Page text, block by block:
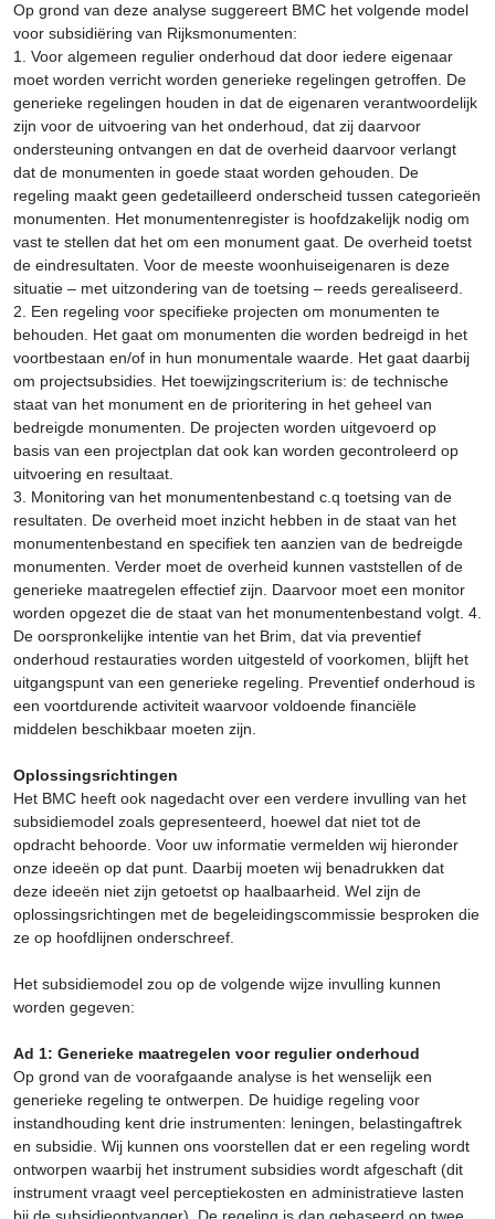
Op grond van deze analyse suggereert BMC het volgende model
voor subsidiëring van Rijksmonumenten:
1. Voor algemeen regulier onderhoud dat door iedere eigenaar
moet worden verricht worden generieke regelingen getroffen. De
generieke regelingen houden in dat de eigenaren verantwoordelijk
zijn voor de uitvoering van het onderhoud, dat zij daarvoor
ondersteuning ontvangen en dat de overheid daarvoor verlangt
dat de monumenten in goede staat worden gehouden. De
regeling maakt geen gedetailleerd onderscheid tussen categorieën
monumenten. Het monumentenregister is hoofdzakelijk nodig om
vast te stellen dat het om een monument gaat. De overheid toetst
de eindresultaten. Voor de meeste woonhuiseigenaren is deze
situatie – met uitzondering van de toetsing – reeds gerealiseerd.
2. Een regeling voor specifieke projecten om monumenten te
behouden. Het gaat om monumenten die worden bedreigd in het
voortbestaan en/of in hun monumentale waarde. Het gaat daarbij
om projectsubsidies. Het toewijzingscriterium is: de technische
staat van het monument en de prioritering in het geheel van
bedreigde monumenten. De projecten worden uitgevoerd op
basis van een projectplan dat ook kan worden gecontroleerd op
uitvoering en resultaat.
3. Monitoring van het monumentenbestand c.q toetsing van de
resultaten. De overheid moet inzicht hebben in de staat van het
monumentenbestand en specifiek ten aanzien van de bedreigde
monumenten. Verder moet de overheid kunnen vaststellen of de
generieke maatregelen effectief zijn. Daarvoor moet een monitor
worden opgezet die de staat van het monumentenbestand volgt. 4.
De oorspronkelijke intentie van het Brim, dat via preventief
onderhoud restauraties worden uitgesteld of voorkomen, blijft het
uitgangspunt van een generieke regeling. Preventief onderhoud is
een voortdurende activiteit waarvoor voldoende financiële
middelen beschikbaar moeten zijn.
Oplossingsrichtingen
Het BMC heeft ook nagedacht over een verdere invulling van het
subsidiemodel zoals gepresenteerd, hoewel dat niet tot de
opdracht behoorde. Voor uw informatie vermelden wij hieronder
onze ideeën op dat punt. Daarbij moeten wij benadrukken dat
deze ideeën niet zijn getoetst op haalbaarheid. Wel zijn de
oplossingsrichtingen met de begeleidingscommissie besproken die
ze op hoofdlijnen onderschreef.
Het subsidiemodel zou op de volgende wijze invulling kunnen
worden gegeven:
Ad 1: Generieke maatregelen voor regulier onderhoud
Op grond van de voorafgaande analyse is het wenselijk een
generieke regeling te ontwerpen. De huidige regeling voor
instandhouding kent drie instrumenten: leningen, belastingaftrek
en subsidie. Wij kunnen ons voorstellen dat er een regeling wordt
ontworpen waarbij het instrument subsidies wordt afgeschaft (dit
instrument vraagt veel perceptiekosten en administratieve lasten